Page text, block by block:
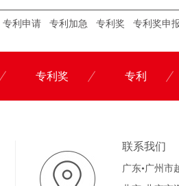
专利申请 专利加急 专利奖 专利奖申
专利奖 专利
联系我们
广东•广州市